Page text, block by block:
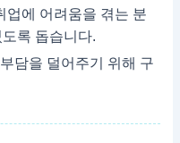
업에 어려움을 겪는 분
록 돕습니다.
담을 덜어주기 위해 구